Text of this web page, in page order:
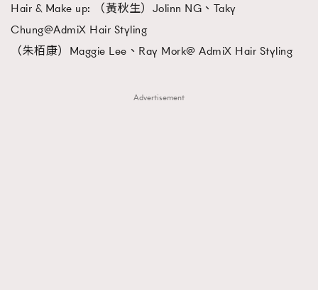
Hair & Make up: （黃秋生）Jolinn NG、Taky
Chung@AdmiX Hair Styling
（朱栢康）Maggie Lee、Ray Mork@ AdmiX Hair Styling
Advertisement